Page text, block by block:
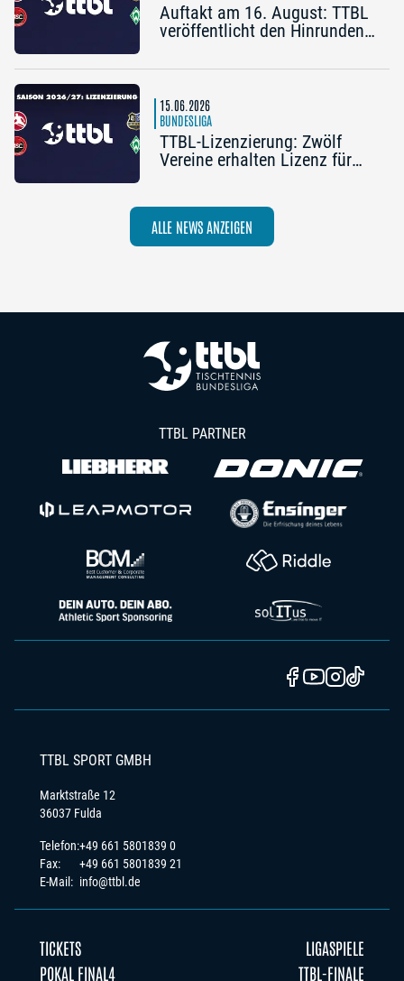
Auftakt am 16. August: TTBL
veröffentlicht den Hinrunden-
15.06.2026
BUNDESLIGA
TTBL-Lizenzierung: Zwölf
Vereine erhalten Lizenz für
ALLE NEWS ANZEIGEN
TTBL PARTNER
TTBL SPORT GMBH
Marktstraße 12
36037 Fulda
Telefon:
Fax:
E-Mail:
+49 661 5801839 0
+49 661 5801839 21
info@ttbl.de
TICKETS
LIGASPIELE
POKAL FINAL4
TTBL-FINALE